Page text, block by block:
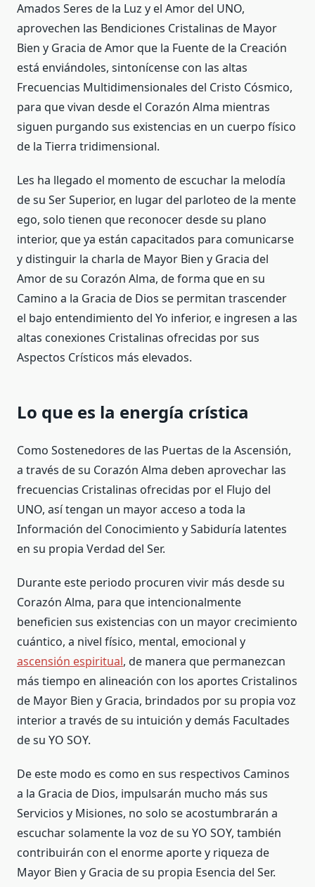
Amados Seres de la Luz y el Amor del UNO,
aprovechen las Bendiciones Cristalinas de Mayor
Bien y Gracia de Amor que la Fuente de la Creación
está enviándoles, sintonícense con las altas
Frecuencias Multidimensionales del Cristo Cósmico,
para que vivan desde el Corazón Alma mientras
siguen purgando sus existencias en un cuerpo físico
de la Tierra tridimensional.
Les ha llegado el momento de escuchar la melodía
de su Ser Superior, en lugar del parloteo de la mente
ego, solo tienen que reconocer desde su plano
interior, que ya están capacitados para comunicarse
y distinguir la charla de Mayor Bien y Gracia del
Amor de su Corazón Alma, de forma que en su
Camino a la Gracia de Dios se permitan trascender
el bajo entendimiento del Yo inferior, e ingresen a las
altas conexiones Cristalinas ofrecidas por sus
Aspectos Crísticos más elevados.
Lo que es la energía crística
Como Sostenedores de las Puertas de la Ascensión,
a través de su Corazón Alma deben aprovechar las
frecuencias Cristalinas ofrecidas por el Flujo del
UNO, así tengan un mayor acceso a toda la
Información del Conocimiento y Sabiduría latentes
en su propia Verdad del Ser.
Durante este periodo procuren vivir más desde su
Corazón Alma, para que intencionalmente
beneficien sus existencias con un mayor crecimiento
cuántico, a nivel físico, mental, emocional y
ascensión espiritual, de manera que permanezcan
más tiempo en alineación con los aportes Cristalinos
de Mayor Bien y Gracia, brindados por su propia voz
interior a través de su intuición y demás Facultades
de su YO SOY.
De este modo es como en sus respectivos Caminos
a la Gracia de Dios, impulsarán mucho más sus
Servicios y Misiones, no solo se acostumbrarán a
escuchar solamente la voz de su YO SOY, también
contribuirán con el enorme aporte y riqueza de
Mayor Bien y Gracia de su propia Esencia del Ser.